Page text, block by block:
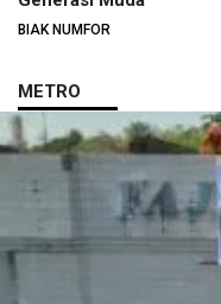
BIAK NUMFOR
METRO